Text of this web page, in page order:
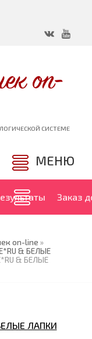
on-
СИСТЕМЕ
МЕНЮ
Заказ
on-line »
& БЕЛЫЕ
& БЕЛЫЕ